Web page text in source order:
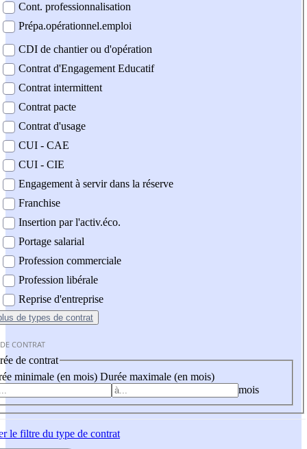
Cont. professionnalisation
Prépa.opérationnel.emploi
CDI de chantier ou d'opération
Contrat d'Engagement Educatif
Contrat intermittent
Contrat pacte
Contrat d'usage
CUI - CAE
CUI - CIE
Engagement à servir dans la réserve
Franchise
Insertion par l'activ.éco.
Portage salarial
Profession commerciale
Profession libérale
Reprise d'entreprise
de types de contrat
CONTRAT
de contrat
minimale (en mois) Durée maximale (en mois)
mois
le filtre du type de contrat